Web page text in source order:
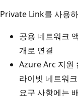
Private Link를 사용
공용 네트워크
개로 연결
Azure Arc 지원
라이빗 네트워
요구 사항에는